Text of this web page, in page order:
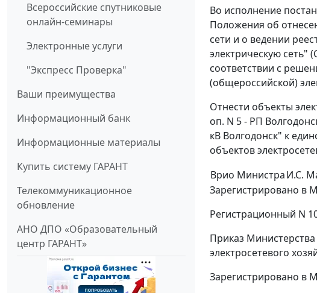
Всероссийские спутниковые
онлайн-семинары
Электронные услуги
"Экспресс Проверка"
Ваши преимущества
Информационный банк
Информационные материалы
Купить систему ГАРАНТ
Телекоммуникационное
обновление
АНО ДПО «Образовательный
центр ГАРАНТ»
Во исполнение
Положения об
сети и о ведении
электрическую сеть"
соответствии с
(общероссийской)
Отнести объекты
оп. N 5 - РП
кВ Волгодонск" к
объектов
Врио МинистраИ.С.
Зарегистрировано в
Регистрационный N
Приказ
электросетевого
Зарегистрировано в